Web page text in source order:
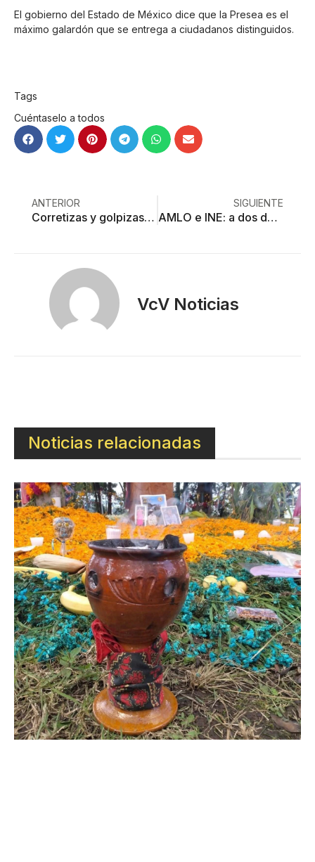
El gobierno del Estado de México dice que la Presea es el
máximo galardón que se entrega a ciudadanos distinguidos.
Tags
Cuéntaselo a todos
ANTERIOR
Corretizas y golpizas en la calle: detienen a presunto ladrón y se les va encima un sindicato
SIGUIENTE
AMLO e INE: a dos de tres caídas
VcV Noticias
Noticias relacionadas